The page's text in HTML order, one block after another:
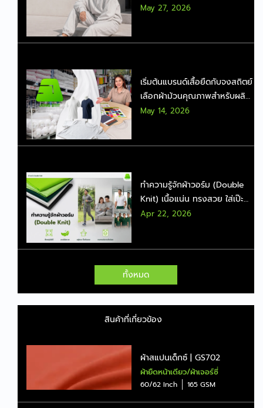
ดูเชย
May 27, 2026
เริ่มต้นแบรนด์เสื้อยืดกับจงสถิตย์
เลือกผ้าม้วนคุณภาพสำหรับผลิต
จำนวนมาก
May 14, 2026
ทำความรู้จักผ้าวอร์ม (Double
Knit) เนื้อแน่น ทรงสวย ใส่เป๊ะ
แบบไม่ต้องรีด
Apr 22, 2026
ทั้งหมด
สินค้าที่เกี่ยวข้อง
ผ้าสแปนเด็กซ์ | GS702
ผ้ายืดหน้าเดียว/ผ้าเจอร์ซี่
60/62 Inch 165 GSM